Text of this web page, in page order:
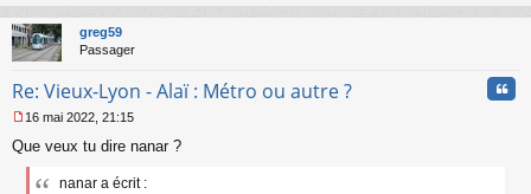
au
greg59
Passager
Re: Vieux-Lyon - Alaï : Métro ou autre ?
e
s
16 mai 2022, 21:15
Que veux tu dire nanar ?
nanar a écrit :